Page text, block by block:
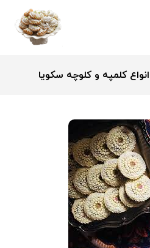
کلمپه و کلوچه سکویا